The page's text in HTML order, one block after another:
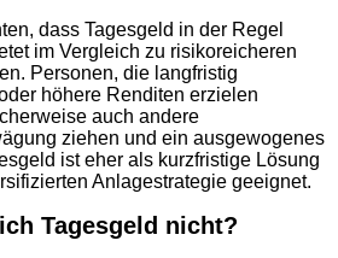
dass Tagesgeld in der Regel
im Vergleich zu risikoreicheren
Personen, die langfristig
höhere Renditen erzielen
auch andere
ziehen und ein ausgewogenes
ist eher als kurzfristige Lösung
Anlagestrategie geeignet.
Tagesgeld nicht?